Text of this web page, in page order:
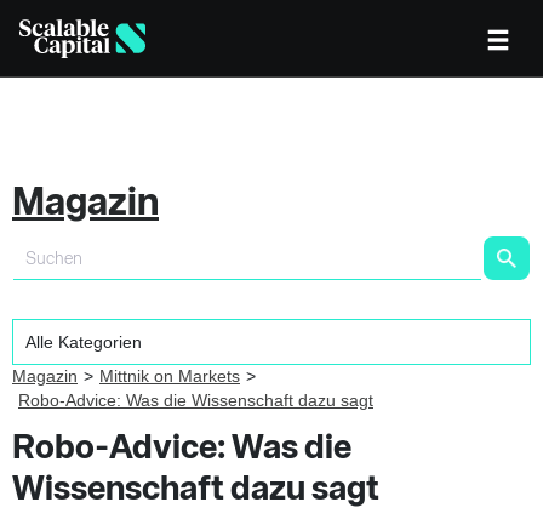
Magazin
Magazin
Mittnik on Markets
Robo-Advice: Was die Wissenschaft dazu sagt
Robo-Advice: Was die
Wissenschaft dazu sagt